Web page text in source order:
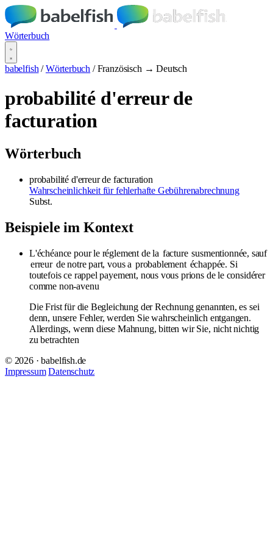
Wörterbuch
babelfish / Wörterbuch / Französisch → Deutsch
probabilité d'erreur de
facturation
Wörterbuch
probabilité d'erreur de facturation
Wahrscheinlichkeit für fehlerhafte Gebührenabrechnung
Subst.
Beispiele im Kontext
L'échéance pour le réglement de la facture susmentionnée, sauf
erreur de notre part, vous a probablement échappée. Si
toutefois ce rappel payement, nous vous prions de le considérer
comme non-avenu
Die Frist für die Begleichung der Rechnung genannten, es sei
denn, unsere Fehler, werden Sie wahrscheinlich entgangen.
Allerdings, wenn diese Mahnung, bitten wir Sie, nicht nichtig
zu betrachten
© 2026 · babelfish.de
Impressum Datenschutz